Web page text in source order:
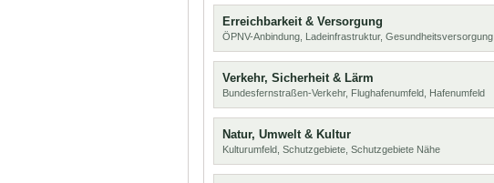
Erreichbarkeit & Versorgung
ÖPNV-Anbindung, Ladeinfrastruktur, Gesundheitsversorgung
Verkehr, Sicherheit & Lärm
Bundesfernstraßen-Verkehr, Flughafenumfeld, Hafenumfeld
Natur, Umwelt & Kultur
Kulturumfeld, Schutzgebiete, Schutzgebiete Nähe